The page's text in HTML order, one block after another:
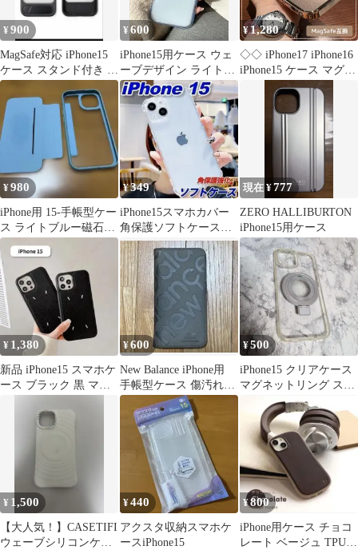
¥900
MagSafe対応 iPhone15
ケース スタンド付き ブ
ラック
¥600
iPhone15用ケース ウェ
ーブデザイン ライトブ
ルー ピンク
¥1,280
◇◇ iPhone17 iPhone16
iPhone15 ケース マグセ
ーフ 16ProMax 16Pro
16Plus 17ProMax 17Pro
17Air 15ProMax 15Pro
15Plus ラメ 金色 透明
¥980
iPhone用 15-手帳型ケー
ス ライトブルー磁石で
取り外し形
¥349
iPhone15スマホカバー
角保護ソフトケースカ
メラ衝撃吸収アイフォ
ン 15
現在 ¥777
ZERO HALLIBURTON
iPhone15用ケース
¥ 1,380
新品 iPhone15 スマホケ
ース ブラック 黒 マル
¥600
New Balance iPhone用
手帳型ケース 傷汚れ使
用感あり
¥500
iPhone15 クリアケース
マグネットリング スタ
ンド付き
¥ 1,500
【大人気！】CASETIFI
ウェーブシリコンケー
¥440
アクスタ収納スマホケ
ースiPhone15
¥800
iPhone用ケース チョコ
レート ベージュ TPU素